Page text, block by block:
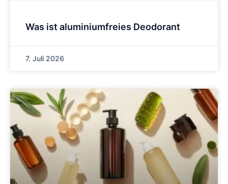
Was ist aluminiumfreies Deodorant
7. Juli 2026